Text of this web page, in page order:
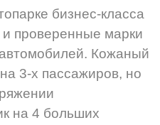
бизнес-класса
проверенные марки
Кожаный
3-х пассажиров, но
на 4 больших